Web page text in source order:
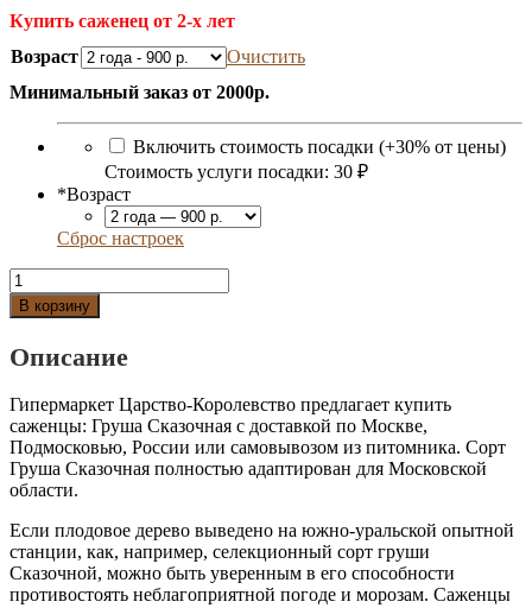
Купить саженец от 2-х лет
Возраст
Очистить
Минимальный заказ от 2000р.
Включить стоимость посадки (+30% от цены)
Стоимость услуги посадки: 30 ₽
*Возраст
Сброс настроек
Количество
Груша
Сказочная
В корзину
Описание
Гипермаркет Царство-Королевство предлагает купить
саженцы: Груша Сказочная с доставкой по Москве,
Подмосковью, России или самовывозом из питомника. Сорт
Груша Сказочная полностью адаптирован для Московской
области.
Если плодовое дерево выведено на южно-уральской опытной
станции, как, например, селекционный сорт груши
Сказочной, можно быть уверенным в его способности
противостоять неблагоприятной погоде и морозам. Саженцы